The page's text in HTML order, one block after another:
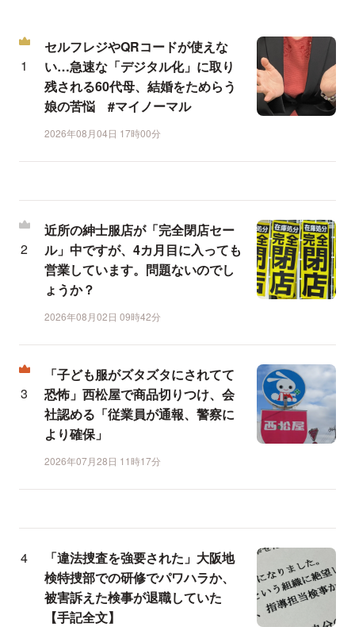
セルフレジやQRコードが使えな
い…急速な「デジタル化」に取り
残される60代母、結婚をためらう
娘の苦悩 #マイノーマル
2026年08月04日 17時00分
近所の紳士服店が「完全閉店セー
ル」中ですが、4カ月目に入っても
営業しています。問題ないのでし
ょうか？
2026年08月02日 09時42分
「子ども服がズタズタにされてて
恐怖」西松屋で商品切りつけ、会
社認める「従業員が通報、警察に
より確保」
2026年07月28日 11時17分
「違法捜査を強要された」大阪地
検特捜部での研修でパワハラか、
被害訴えた検事が退職していた
【手記全文】